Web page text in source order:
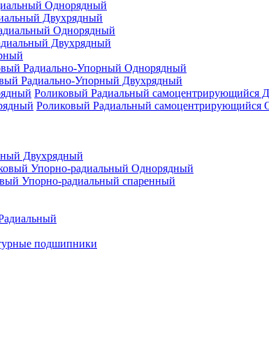
Однорядный
Двухрядный
Однорядный
Двухрядный
Радиально-Упорный Однорядный
Радиально-Упорный Двухрядный
Роликовый Радиальный самоцентрирующийся
Роликовый Радиальный самоцентрирующийся
Двухрядный
Упорно-радиальный Однорядный
Упорно-радиальный спаренный
подшипники